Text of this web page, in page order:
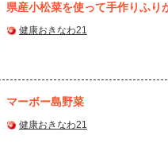
県産⼩松菜を使って⼿作りふり
健康おきなわ21
マーボー島野菜
健康おきなわ21